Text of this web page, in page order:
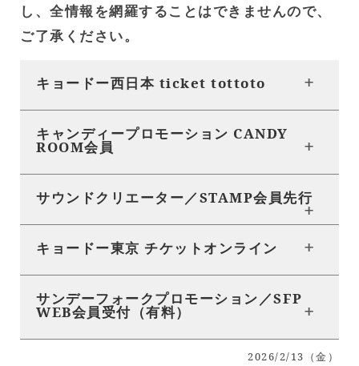
し、全情報を網羅することはできませんので、
ご了承ください。
キョードー西日本 ticket tottoto
キャンディープロモーション CANDY
ROOM会員
サウンドクリエーター／STAMP会員先行
キョードー東京 チケットオンライン
サンデーフォークプロモーション／SFP
WEB会員受付（有料）
2026/2/13（金）